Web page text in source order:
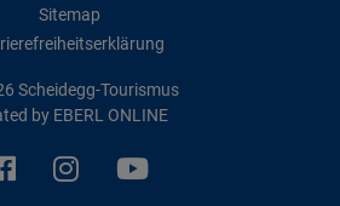
Sitemap
Scheidegg-Tourismus
by EBERL ONLINE